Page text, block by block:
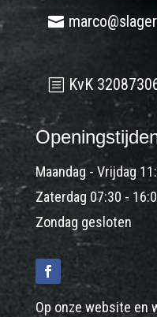
KvK
Maandag - Vrijdag
Zaterdag 07:30 -
Zondag gesloten
Op onze website en